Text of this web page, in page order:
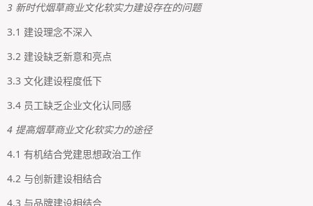
3 新时代烟草商业文化软实力建设存在的问题
3.1 建设理念不深入
3.2 建设缺乏新意和亮点
3.3 文化建设程度低下
3.4 员工缺乏企业文化认同感
4 提高烟草商业文化软实力的途径
4.1 有机结合党建思想政治工作
4.2 与创新建设相结合
4.3 与品牌建设相结合